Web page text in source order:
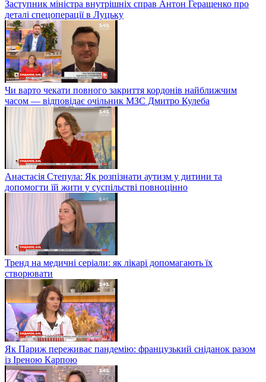
Заступник міністра внутрішніх справ Антон Геращенко про
деталі спецоперації в Луцьку
Чи варто чекати повного закриття кордонів найближчим
часом — відповідає очільник МЗС Дмитро Кулеба
Анастасія Степула: Як розпізнати аутизм у дитини та
допомогти їй жити у суспільстві повноцінно
Тренд на медичні серіали: як лікарі допомагають їх
створювати
Як Париж переживає пандемію: французький сніданок разом
із Іреною Карпою